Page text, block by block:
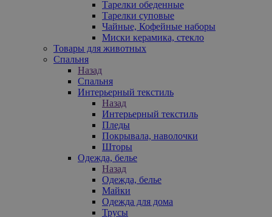
Тарелки обеденные
Тарелки суповые
Чайные, Кофейные наборы
Миски керамика, стекло
Товары для животных
Спальня
Назад
Спальня
Интерьерный текстиль
Назад
Интерьерный текстиль
Пледы
Покрывала, наволочки
Шторы
Одежда, белье
Назад
Одежда, белье
Майки
Одежда для дома
Трусы